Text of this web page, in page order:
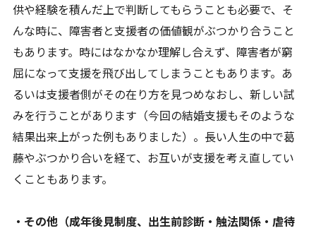
供や経験を積んだ上で判断してもらうことも必要で、そ
んな時に、障害者と支援者の価値観がぶつかり合うこと
もあります。時にはなかなか理解し合えず、障害者が窮
屈になって支援を飛び出してしまうこともあります。あ
るいは支援者側がその在り方を見つめなおし、新しい試
みを行うことがあります（今回の結婚支援もそのような
結果出来上がった例もありました）。長い人生の中で葛
藤やぶつかり合いを経て、お互いが支援を考え直してい
くこともあります。
・その他（成年後見制度、出生前診断・触法関係・虐待